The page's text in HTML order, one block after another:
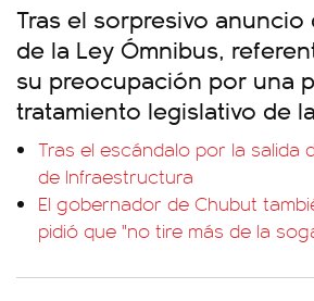
Tras el sorpresivo
de la Ley Ómnibus,
su preocupación por una
tratamiento legislativo de
Tras el escándalo por la salida
de Infraestructura
El gobernador de Chubut
pidió que "no tire más de la